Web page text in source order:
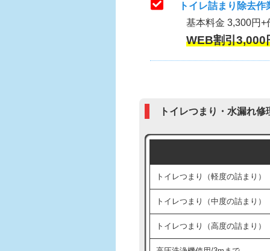
トイレ詰まり除去
基本料金 3,300円+
WEB割引
トイレつまり・水漏れ
トイレつまり（軽度の詰まり）
トイレつまり（中度の詰まり）
トイレつまり（高度の詰まり）